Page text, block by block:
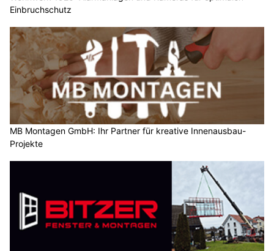
Einbruchschutz
MB Montagen GmbH: Ihr Partner für kreative Innenausbau-
Projekte